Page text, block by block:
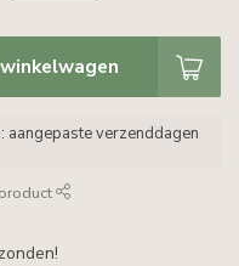
aangepaste verzenddagen